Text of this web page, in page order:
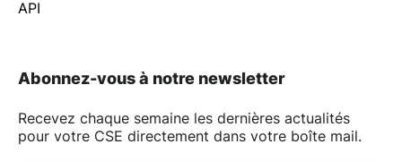
API
Abonnez-vous à notre newsletter
Recevez chaque semaine les dernières actualités
pour votre CSE directement dans votre boîte mail.